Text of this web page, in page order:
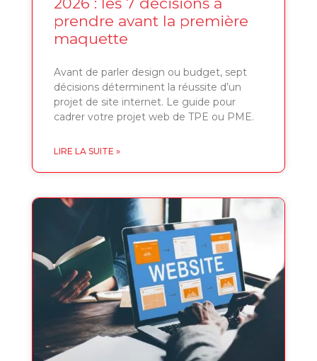
prendre avant la première
maquette
Avant de parler design ou budget, sept
décisions déterminent la réussite d’un
projet de site internet. Le guide pour
cadrer votre projet web de TPE ou PME.
LIRE LA SUITE »